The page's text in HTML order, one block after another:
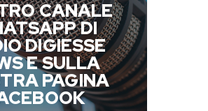
CANALE
DI
DIGIESSE
E SULLA
PAGINA